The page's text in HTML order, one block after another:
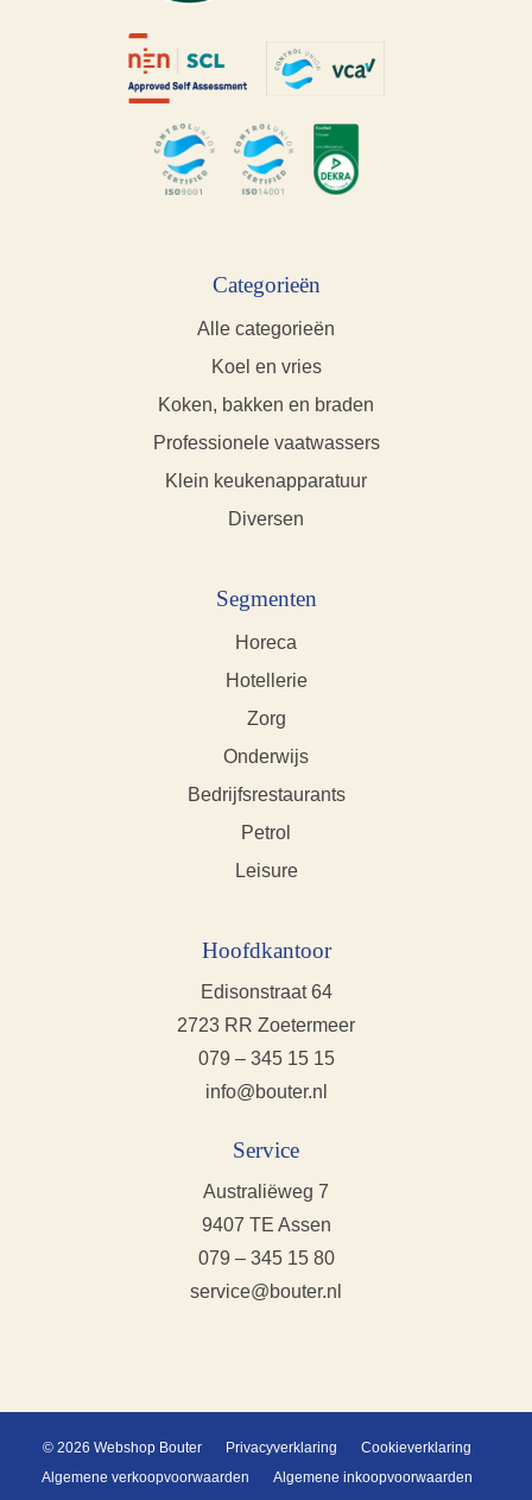
Categorieën
Alle categorieën
Koel en vries
Koken, bakken en braden
Professionele vaatwassers
Klein keukenapparatuur
Diversen
Segmenten
Horeca
Hotellerie
Zorg
Onderwijs
Bedrijfsrestaurants
Petrol
Leisure
Hoofdkantoor
Edisonstraat 64
2723 RR Zoetermeer
079 – 345 15 15
info@bouter.nl
Service
Australiëweg 7
9407 TE Assen
079 – 345 15 80
service@bouter.nl
© 2026 Webshop Bouter Privacyverklaring
Cookieverklaring
Algemene verkoopvoorwaarden
Algemene inkoopvoorwaarden